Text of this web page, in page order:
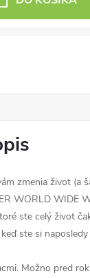
zmenia život (a
WORLD WIDE
ste celý život
ste si
Možno pred